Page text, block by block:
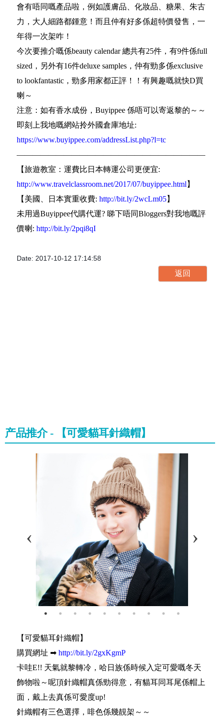
會有唔同嘅產品啦，例如護膚品、化妝品、糖果、朱古
力，大人細路都鍾意！而且仲有好多係超特價發售，一
年得一次架咋！
今次要推介嘅係beauty calendar 總共有25件，有9件係full
sized，另外有16件deluxe samples，仲有勁多係exclusive
to lookfantastic，勁多用家都正評！！有興趣嘅就快D買
喇～
注意：如有香水成份，Buyippee 係唔可以寄返黎的～～
即刻上我地嘅網站拎外國倉庫地址:
https://www.buyippee.com/addressList.php?l=tc
————————————————————————
【旅遊教室：運費比日本轉運公司更便宜:
http://www.travelclassroom.net/2017/07/buyippee.html 】
【美國、日本實重收費: http://bit.ly/2wcLm05】
未用過Buyippee代購代運? 睇下唔同Bloggers對我地嘅評
價喇: http://bit.ly/2pqi8qI
Date: 2017-10-12 17:14:58
产品推介 - 【可愛貓耳針織帽】
【可愛貓耳針織帽】
購買網址 ➡ http://bit.ly/2gxKgmP
卡哇E!! 天氣就黎轉冷，哈日族係時候入定可愛嘅冬天
飾物啦～呢頂針織帽真係勁得意，有貓耳同耳尾係帽上
面，戴上去真係可愛度up!
針織帽有三色選擇，啡色係幾靚架～～